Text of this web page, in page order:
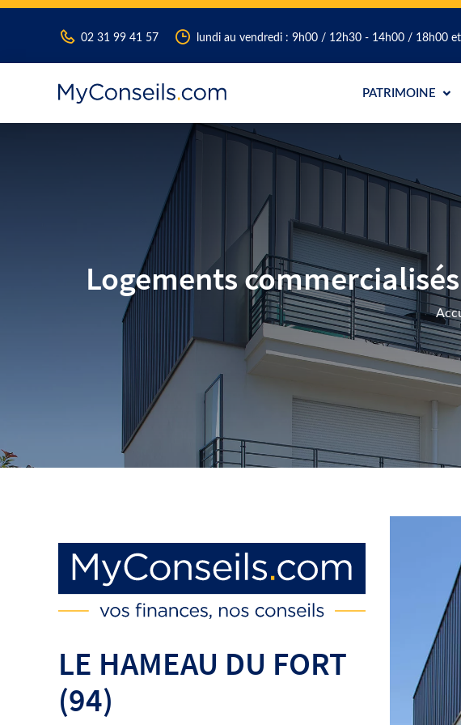
02 31 99 41 57 lundi au vendredi : 9h00 / 12h30 - 14h00 / 18h00
PATRIMOINE
Logements
LE HAMEAU DU FORT
(94)